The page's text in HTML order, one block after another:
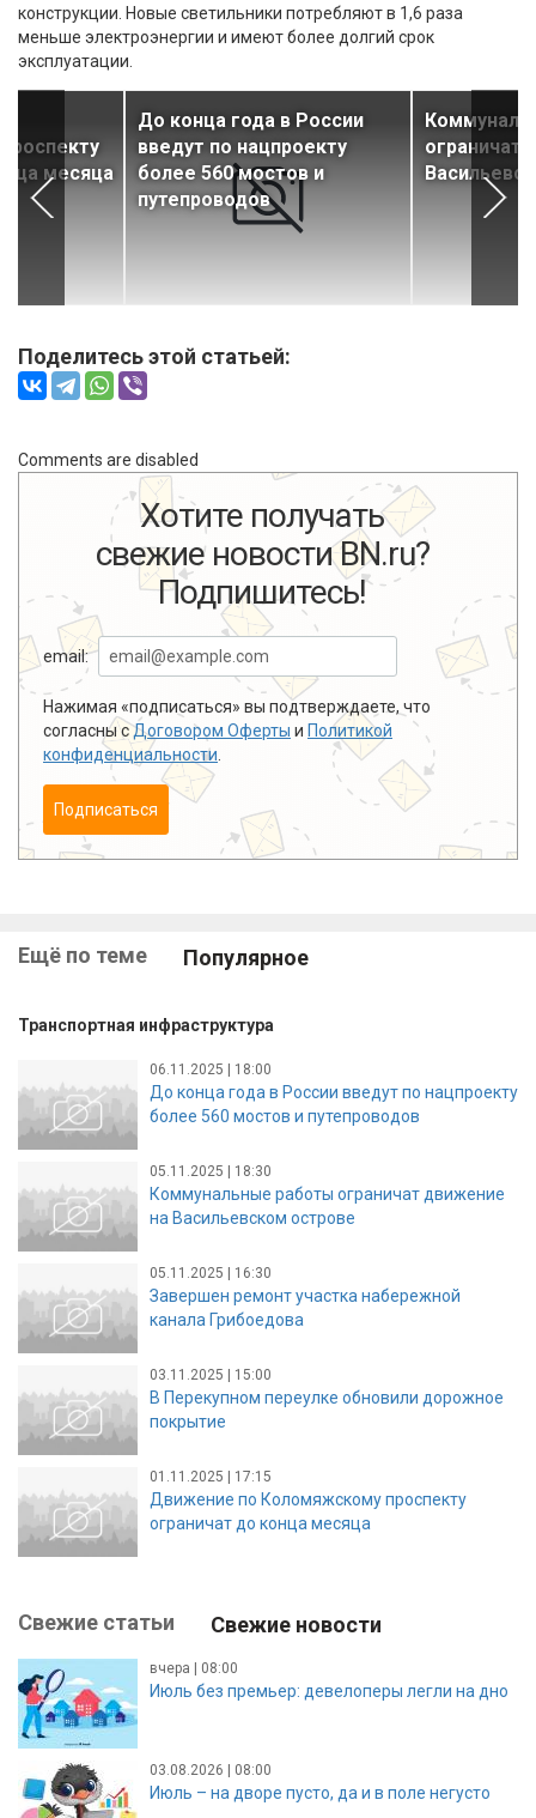
конструкции. Новые светильники потребляют в 1,6 раза
меньше электроэнергии и имеют более долгий срок
эксплуатации.
месяца
До конца года в России
введут по нацпроекту
более 560 мостов и
путепроводов
ограничат
Поделитесь этой статьей:
Comments are disabled
Хотите получать
свежие новости BN.ru?
Подпишитесь!
email:
Нажимая «подписаться» вы подтверждаете, что
согласны сДоговором Оферты и Политикой
конфиденциальности
Подписаться
Ещё по теме Популярное
Транспортная инфраструктура
06.11.2025 | 18:00
До конца года в России введут по нацпроекту
более 560 мостов и путепроводов
05.11.2025 | 18:30
Коммунальные работы ограничат движение
на Васильевском острове
05.11.2025 | 16:30
Завершен ремонт участка набережной
канала Грибоедова
03.11.2025 | 15:00
В Перекупном переулке обновили дорожное
покрытие
01.11.2025 | 17:15
Движение по Коломяжскому проспекту
ограничат до конца месяца
Свежие статьи Свежие новости
вчера | 08:00
Июль без премьер: девелоперы легли на дно
03.08.2026 | 08:00
Июль – на дворе пусто, да и в поле негусто